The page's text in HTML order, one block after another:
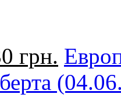
грн.